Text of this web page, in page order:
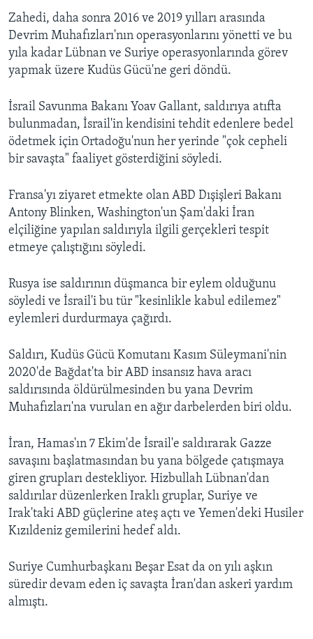
Zahedi, daha sonra 2016 ve 2019 yılları arasında
Devrim Muhafızları'nın operasyonlarını yönetti ve bu
yıla kadar Lübnan ve Suriye operasyonlarında görev
yapmak üzere Kudüs Gücü'ne geri döndü.
İsrail Savunma Bakanı Yoav Gallant, saldırıya atıfta
bulunmadan, İsrail'in kendisini tehdit edenlere bedel
ödetmek için Ortadoğu'nun her yerinde "çok cepheli
bir savaşta" faaliyet gösterdiğini söyledi.
Fransa'yı ziyaret etmekte olan ABD Dışişleri Bakanı
Antony Blinken, Washington'un Şam'daki İran
elçiliğine yapılan saldırıyla ilgili gerçekleri tespit
etmeye çalıştığını söyledi.
Rusya ise saldırının düşmanca bir eylem olduğunu
söyledi ve İsrail'i bu tür "kesinlikle kabul edilemez"
eylemleri durdurmaya çağırdı.
Saldırı, Kudüs Gücü Komutanı Kasım Süleymani'nin
2020'de Bağdat'ta bir ABD insansız hava aracı
saldırısında öldürülmesinden bu yana Devrim
Muhafızları'na vurulan en ağır darbelerden biri oldu.
İran, Hamas'ın 7 Ekim'de İsrail'e saldırarak Gazze
savaşını başlatmasından bu yana bölgede çatışmaya
giren grupları destekliyor. Hizbullah Lübnan'dan
saldırılar düzenlerken Iraklı gruplar, Suriye ve
Irak'taki ABD güçlerine ateş açtı ve Yemen'deki Husiler
Kızıldeniz gemilerini hedef aldı.
Suriye Cumhurbaşkanı Beşar Esat da on yılı aşkın
süredir devam eden iç savaşta İran'dan askeri yardım
almıştı.